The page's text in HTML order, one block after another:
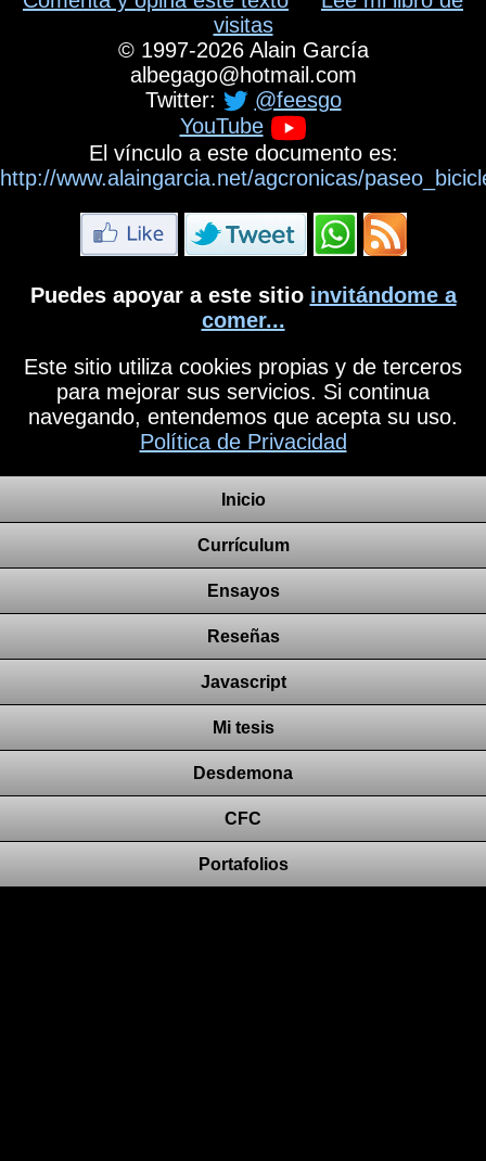
visitas
©1997-2026 Alain García
albegago@hotmail.com
Twitter:
@feesgo
YouTube
El vínculo a este documento es:
http://www.alaingarcia.net/agcronicas/
Puedes apoyar a este sitio invitándome a
comer...
Este sitio utiliza cookies propias y de terceros
para mejorar sus servicios. Si continua
navegando, entendemos que acepta su uso.
Política de Privacidad
Inicio
Currículum
Ensayos
Reseñas
Javascript
Mi tesis
Desdemona
CFC
Portafolios